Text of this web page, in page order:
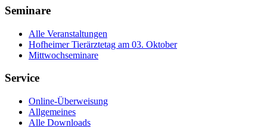
Seminare
Alle Veranstaltungen
Hofheimer Tierärztetag am 03. Oktober
Mittwochseminare
Service
Online-Überweisung
Allgemeines
Alle Downloads